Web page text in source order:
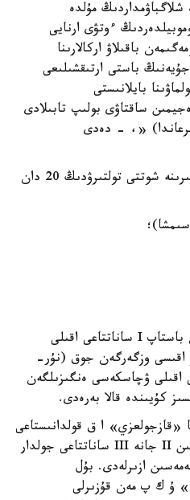
مۇلدە
ءوتۋى ارنايى
باقىلاۋ اركالارىنا
باستى ارتىقشىلىعى
بايلانىستى
ساقتاۋى بولىپ تابىلادى
«، - دەدى
اۆتوكولىكتىڭ مەملەكەتتىك نومىرىنە شوتتى تولتىرۋدىڭ 20 دان
ايتا كەتەيىك، 2013 -جىلدان باستاپ I ساناتتاعى اقىلى
اقىسى وزگەرگەن جوق (نۇر-
ۋچاسكەسى ەنگىزىلگەن
كۇيىندە قالا بەرەدى.
«قازجولعزي» ا ق قولدانىستاعى
تاريفتەردەن ەداۋىر تومەن بولاتىن II جانە III ساناتتاعى جولدار
ازىرلەدى. بۇل
ۇ ك پ مەن قۇزىرلى